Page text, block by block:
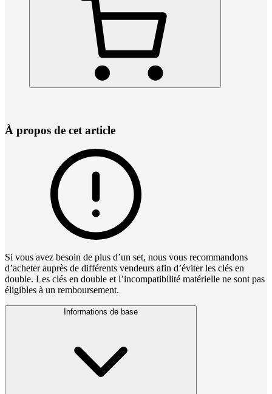
À propos de cet article
Si vous avez besoin de plus d’un set, nous vous recommandons
d’acheter auprès de différents vendeurs afin d’éviter les clés en
double. Les clés en double et l’incompatibilité matérielle ne sont pas
éligibles à un remboursement.
Informations de base